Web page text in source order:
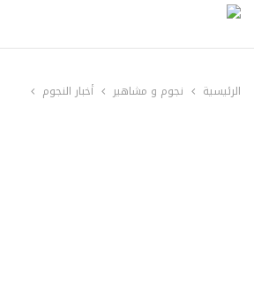
الرئيسية نجوم و مشاهير أخبار النجوم